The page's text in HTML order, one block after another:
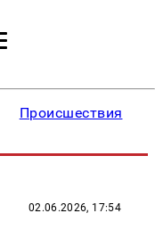
Происшествия
02.06.2026, 17:54